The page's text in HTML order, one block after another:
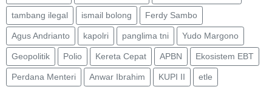
tambang ilegal ismail bolong Ferdy Sambo
Agus Andrianto kapolri panglima tni Yudo Margono
Geopolitik Polio Kereta Cepat APBN Ekosistem EBT
Perdana Menteri Anwar Ibrahim KUPI II etle